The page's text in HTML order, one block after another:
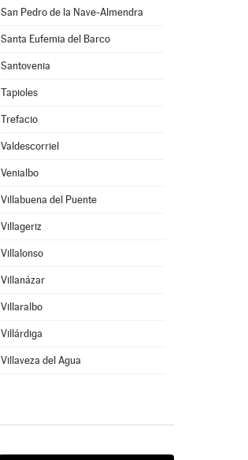
San Pedro de la Nave-Almendra
Santa Eufemia del Barco
Santovenia
Tapioles
Trefacio
Valdescorriel
Venialbo
Villabuena del Puente
Villageriz
Villalonso
Villanázar
Villaralbo
Villárdiga
Villaveza del Agua